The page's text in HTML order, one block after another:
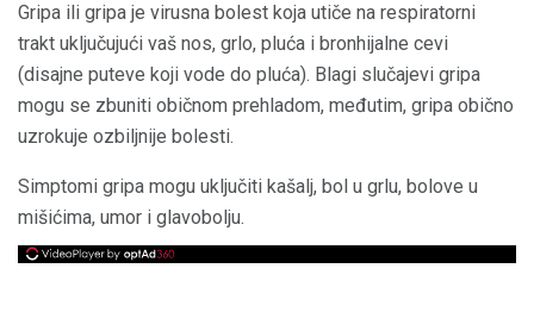
Gripa ili gripa je virusna bolest koja utiče na respiratorni
trakt uključujući vaš nos, grlo, pluća i bronhijalne cevi
(disajne puteve koji vode do pluća). Blagi slučajevi gripa
mogu se zbuniti običnom prehladom, međutim, gripa obično
uzrokuje ozbiljnije bolesti.
Simptomi gripa mogu uključiti kašalj, bol u grlu, bolove u
mišićima, umor i glavobolju.